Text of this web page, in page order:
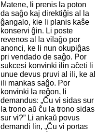
Matene, li prenis la poton
da saĝo kaj direktiĝis al la
ĝangalo, kie li planis kaŝe
konservi ĝin. Li poste
revenos al la vilaĝo por
anonci, ke li nun okupiĝas
pri vendado de saĝo. Por
sukcesi konvinki ilin aĉeti li
unue devus pruvi al ili, ke al
ili mankas saĝo. Por
konvinki la reĝon, li
demandus: „Ĉu vi sidas sur
la trono aŭ ĉu la trono sidas
sur vi?” Li ankaŭ povus
demandi lin, „Ĉu vi portas